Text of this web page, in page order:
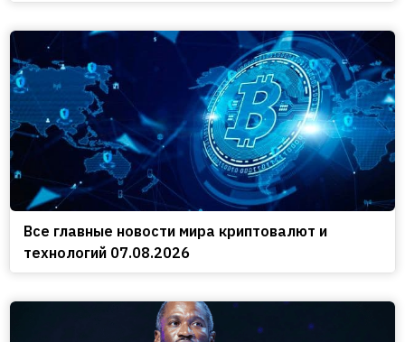
Все главные новости мира криптовалют и
технологий 07.08.2026